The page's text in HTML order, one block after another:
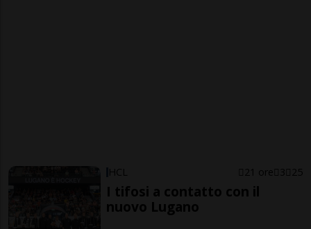
HCL 21 ore 3 25
I tifosi a contatto con il
nuovo Lugano